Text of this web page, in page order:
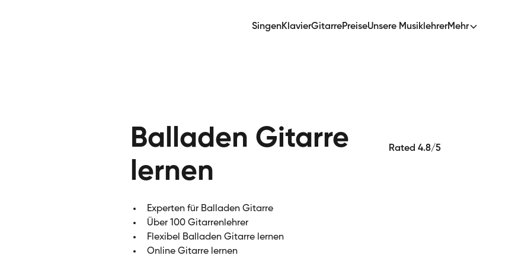
SingenKlavierGitarrePreiseUnsere MusiklehrerMehr
Balladen Gitarre
lernen
Experten für Balladen Gitarre
Über 100 Gitarrenlehrer
Flexibel Balladen Gitarre lernen
Online Gitarre lernen
Rated 4.8/5